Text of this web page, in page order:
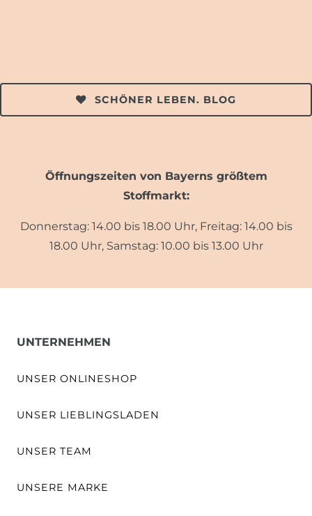
SCHÖNER LEBEN. BLOG
Öffnungszeiten von Bayerns größtem
Stoffmarkt:
Donnerstag: 14.00 bis 18.00 Uhr, Freitag: 14.00 bis
18.00 Uhr, Samstag: 10.00 bis 13.00 Uhr
UNTERNEHMEN
UNSER ONLINESHOP
UNSER LIEBLINGSLADEN
UNSER TEAM
UNSERE MARKE